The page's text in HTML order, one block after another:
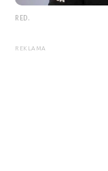
RED.
REKLAMA